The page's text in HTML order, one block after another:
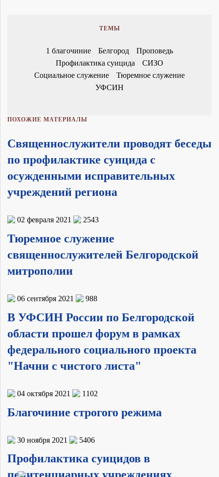
ТЕМЫ
1 благочиние Белгород
Проповедь
Профилактика суицида
СИЗО
Социальное служение
Тюремное служение
УФСИН
ПОХОЖИЕ МАТЕРИАЛЫ
Священнослужители проводят беседы
по профилактике суицида с
осужденными исправительных
учреждений региона
02 февраля 2021 2543
Тюремное служение
священнослужителей Белгородской
митрополии
06 сентября 2021 988
В УФСИН России по Белгородской
области прошел форум в рамках
федерального социального проекта
"Начни с чистого листа"
04 октября 2021 1102
Благочиние строгого режима
30 ноября 2021 5406
Профилактика суицидов в